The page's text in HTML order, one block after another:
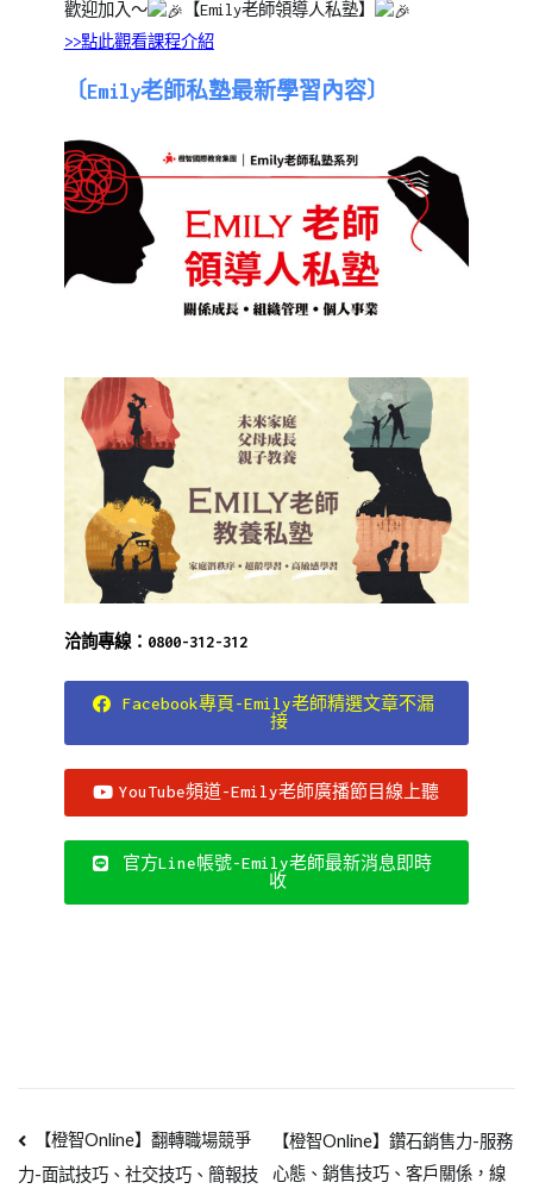
歡迎加入～
【Emily老師領導人私塾】
>>點此觀看課程介紹
〔Emily老師私塾最新學習內容〕
洽詢專線：0800-312-312
Facebook專頁-Emily老師精選文章不漏
接
YouTube頻道-Emily老師廣播節目線上聽
官方Line帳號-Emily老師最新消息即時
收
【橙智Online】翻轉職場競爭
力-面試技巧、社交技巧、簡報技
【橙智Online】鑽石銷售力-服務
心態、銷售技巧、客戶關係，線